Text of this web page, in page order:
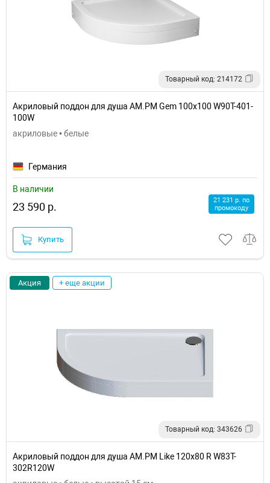
Товарный код: 214172
Акриловый поддон для душа AM.PM Gem 100x100 W90T-401-
100W
акриловые • белые
Германия
В наличии
23 590 р.
21 231 р. по
промокоду
Купить
Акция + еще акции
Товарный код: 343626
Акриловый поддон для душа AM.PM Like 120х80 R W83T-
302R120W